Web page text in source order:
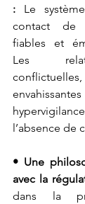
: Le
contact de
fiables et
Les
l’absence de
• Une
avec la
dans la